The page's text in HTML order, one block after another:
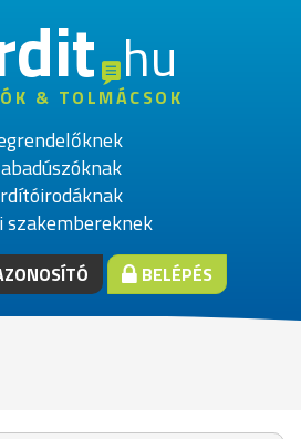
hu
& TOLMÁCSOK
szakembereknek
BELÉPÉS